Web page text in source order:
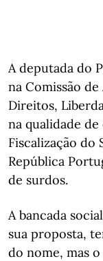
A deputada do
na Comissão
Direitos,
na qualidade
Fiscalização do
República
de surdos.
A bancada
sua proposta,
do nome, mas